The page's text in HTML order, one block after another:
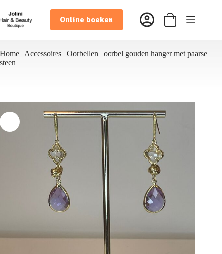
naar
de
inhoud
Online boeken Winkelwagen
Home | Accessoires | Oorbellen | oorbel gouden hanger met paarse
steen